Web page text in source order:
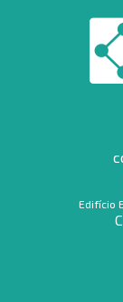
Edifício